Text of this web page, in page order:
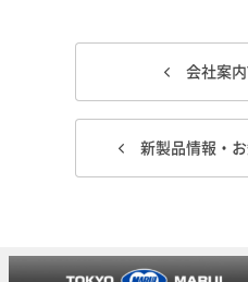
会社案
新製品情報・